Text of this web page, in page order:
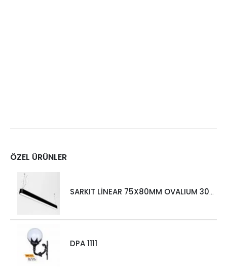
ÖZEL ÜRÜNLER
SARKIT LİNEAR 75X80MM OVALIUM 30W 4000 LM MT
DPA 1111